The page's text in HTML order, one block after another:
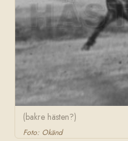
(bakre hästen?)
Foto: Okänd